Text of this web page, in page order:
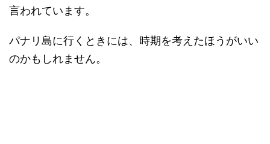
言われています。
パナリ島に行くときには、時期を考えたほうがいい
のかもしれません。